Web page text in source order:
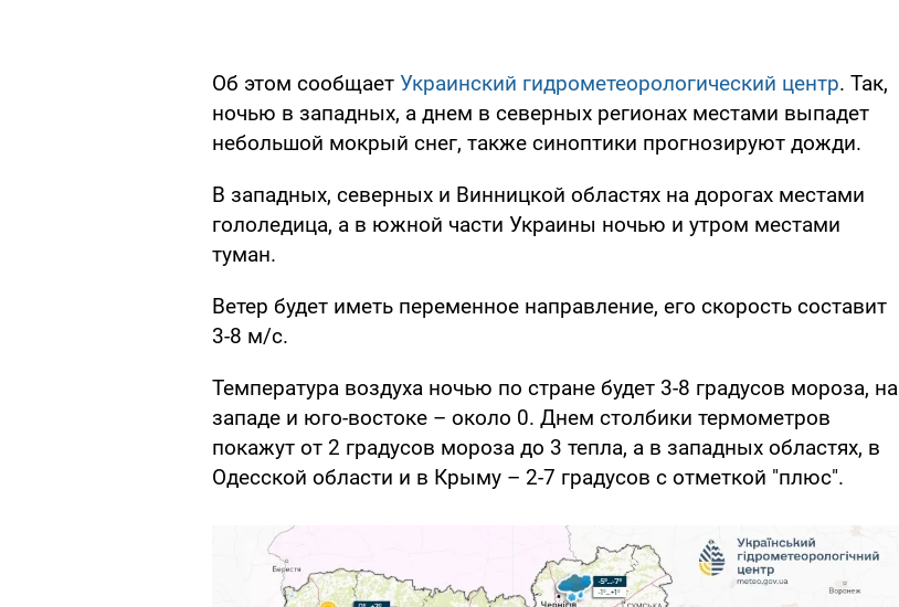
Об этом сообщает Украинский гидрометеорологический центр. Так,
ночью в западных, а днем в северных регионах местами выпадет
небольшой мокрый снег, также синоптики прогнозируют дожди.
В западных, северных и Винницкой областях на дорогах местами
гололедица, а в южной части Украины ночью и утром местами
туман.
Ветер будет иметь переменное направление, его скорость составит
3-8 м/с.
Температура воздуха ночью по стране будет 3-8 градусов мороза, на
западе и юго-востоке – около 0. Днем столбики термометров
покажут от 2 градусов мороза до 3 тепла, а в западных областях, в
Одесской области и в Крыму – 2-7 градусов с отметкой "плюс".